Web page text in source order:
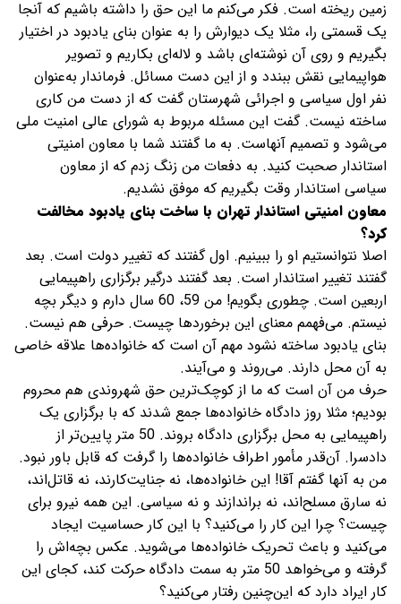
زمین ریخته است. فکر می‌کنم ما این حق را داشته باشیم که آنجا
یک قسمتی را، مثلا یک دیوارش را به عنوان بنای یادبود در اختیار
بگیریم و روی آن نوشته‌ای باشد و لاله‌ای بکاریم و تصویر
هواپیمایی نقش ببندد و از این دست مسائل. فرماندار به‌عنوان
نفر اول سیاسی و اجرائی شهرستان گفت که از دست من کاری
ساخته نیست. گفت این مسئله مربوط به شورای عالی امنیت ملی
می‌شود و تصمیم آنهاست. به ما گفتند شما با معاون امنیتی
استاندار صحبت کنید. به دفعات من زنگ زدم که از معاون
سیاسی استاندار وقت بگیریم که موفق نشدیم.
معاون امنیتی استاندار تهران با ساخت بنای یادبود مخالفت
کرد؟
اصلا نتوانستیم او را ببینیم. اول گفتند که تغییر دولت است. بعد
گفتند تغییر استاندار است. بعد گفتند درگیر برگزاری راهپیمایی
اربعین است. چطوری بگویم! من 59، 60 سال دارم و دیگر بچه
نیستم. می‌فهمم معنای این برخوردها چیست. حرفی هم نیست.
بنای یادبود ساخته نشود مهم آن است که خانواده‌ها علاقه خاصی
به آن محل دارند. می‌روند و می‌آیند.
حرف من آن است که ما از کوچک‌ترین حق شهروندی هم محروم
بودیم؛ مثلا روز دادگاه خانواده‌ها جمع شدند که با برگزاری یک
راهپیمایی به محل برگزاری دادگاه بروند. 50 متر پایین‌تر از
دادسرا. آن‌قدر مأمور اطراف خانواده‌ها را گرفت که قابل باور نبود.
من به آنها گفتم آقا! این خانواده‌ها، نه جنایت‌کارند، نه قاتل‌اند،
نه سارق مسلح‌اند، نه براندازند و نه سیاسی. این همه نیرو برای
چیست؟ چرا این کار را می‌کنید؟ با این کار حساسیت ایجاد
می‌کنید و باعث تحریک خانواده‌ها می‌شوید. عکس بچه‌اش را
گرفته و می‌خواهد 50 متر به سمت دادگاه حرکت کند، کجای این
کار ایراد دارد که این‌چنین رفتار می‌کنید؟